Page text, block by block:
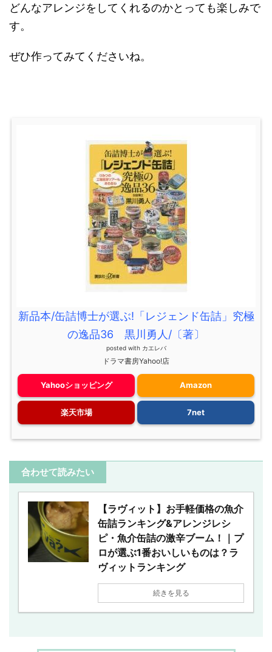
どんなアレンジをしてくれるのかとっても楽しみで
す。
ぜひ作ってみてくださいね。
新品本/缶詰博士が選ぶ!「レジェンド缶詰」究極
の逸品36 黒川勇人/〔著〕
posted with カエレバ
ドラマ書房Yahoo!店
Yahooショッピング Amazon
楽天市場 7net
合わせて読みたい
【ラヴィット】お手軽価格の魚介
缶詰ランキング&アレンジレシ
ピ・魚介缶詰の激辛ブーム！｜プ
ロが選ぶ1番おいしいものは？ラ
ヴィットランキング
続きを見る